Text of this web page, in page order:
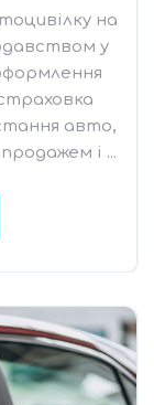
на
у
авто,
і ...